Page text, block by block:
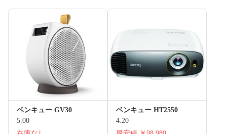
ベンキュー GV30
5.00
ベンキュー HT2550
4.20